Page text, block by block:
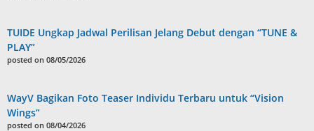
TUIDE Ungkap Jadwal Perilisan Jelang Debut dengan “TUNE &
PLAY”
posted on 08/05/2026
WayV Bagikan Foto Teaser Individu Terbaru untuk “Vision
Wings”
posted on 08/04/2026